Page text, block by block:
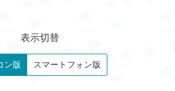
表示切替
ン版 スマートフォン版